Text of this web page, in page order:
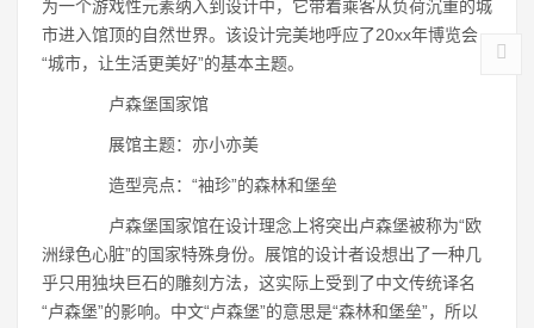
为一个游戏性元素纳入到设计中，它带着乘客从负荷沉重的城
市进入馆顶的自然世界。该设计完美地呼应了20xx年博览会
“城市，让生活更美好”的基本主题。
卢森堡国家馆
展馆主题：亦小亦美
造型亮点：“袖珍”的森林和堡垒
卢森堡国家馆在设计理念上将突出卢森堡被称为“欧
洲绿色心脏”的国家特殊身份。展馆的设计者设想出了一种几
乎只用独块巨石的雕刻方法，这实际上受到了中文传统译名
“卢森堡”的影响。中文“卢森堡”的意思是“森林和堡垒”，所以